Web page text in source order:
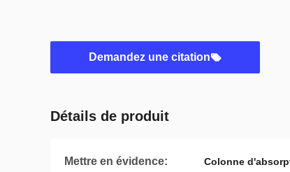
Demandez une citation
Détails de produit
Mettre en évidence: Colonne